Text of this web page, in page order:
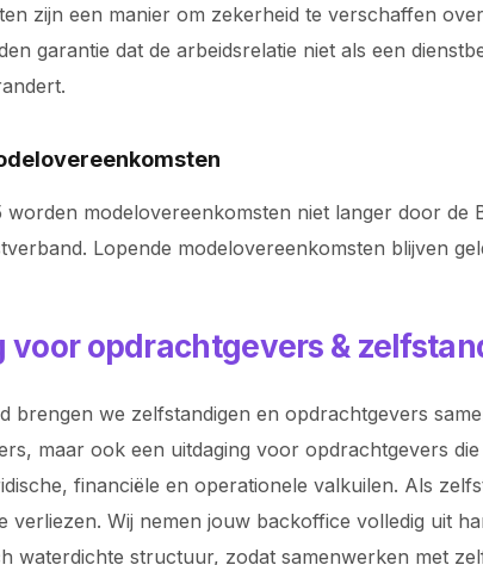
zijn een manier om zekerheid te verschaffen
garantie dat de arbeidsrelatie niet als een
worden modelovereenkomsten niet langer door
Lopende modelovereenkomsten blijven
voor opdrachtgevers &
brengen we zelfstandigen en opdrachtgevers
maar ook een uitdaging voor opdrachtgevers
financiële en operationele valkuilen. Als
verliezen. Wij nemen jouw backoffice volledig uit
waterdichte structuur, zodat samenwerken met